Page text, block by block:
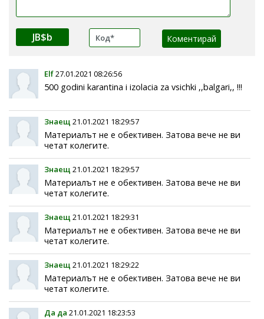
JB$b
Elf27.01.2021 08:26:56
500 godini karantina i izolacia za vsichki ,,balgari,, !!!
Знаещ 21.01.2021 18:29:57
Материалът не е обективен. Затова вече не ви
четат колегите.
Знаещ 21.01.2021 18:29:57
Материалът не е обективен. Затова вече не ви
четат колегите.
Знаещ 21.01.2021 18:29:31
Материалът не е обективен. Затова вече не ви
четат колегите.
Знаещ 21.01.2021 18:29:22
Материалът не е обективен. Затова вече не ви
четат колегите.
Да да 21.01.2021 18:23:53